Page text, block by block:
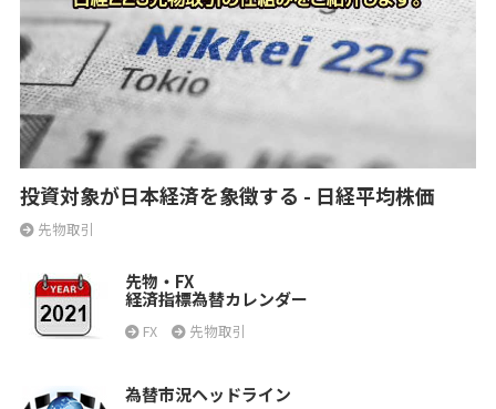
投資対象が日本経済を象徴する - 日経平均株価
先物取引
先物・FX
経済指標為替カレンダー
FX 先物取引
為替市況ヘッドライン